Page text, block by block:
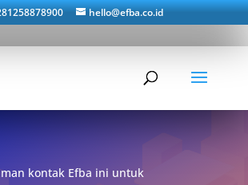
hello@efba.co.id
kontak Efba ini untuk